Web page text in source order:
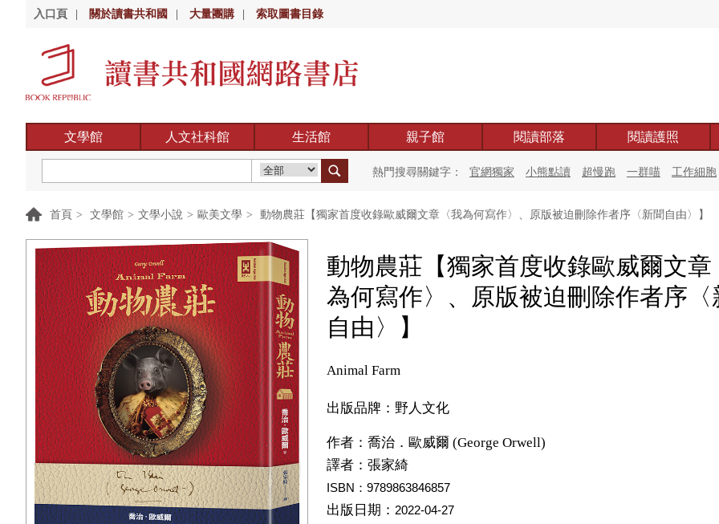
入口頁 關於讀書共和國 大量團購 索取圖書目錄
文學館 人文社科館 生活館 親子館 閱讀部落 閱讀護照
熱門搜尋關鍵字： 官網獨家 小熊點讀 超慢跑 一群喵 工作細胞
首頁 > 文學館 > 文學小說 > 歐美文學 > 動物農莊【獨家首度收錄歐威爾文章〈我為何寫作〉、原版被迫刪除作者序〈新聞自由〉】
動物農莊【獨家首度收錄歐威爾文章
為何寫作〉、原版被迫刪除作者序〈
自由〉】
Animal Farm
出版品牌：野人文化
作者： 喬治．歐威爾 (George Orwell)
譯者： 張家綺
ISBN：9789863846857
出版日期： 2022-04-27